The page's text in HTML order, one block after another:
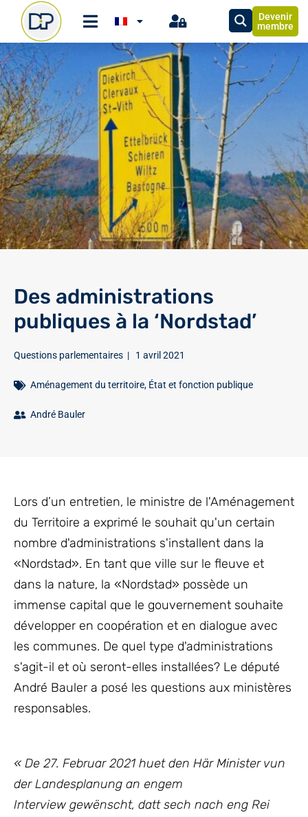
Devenir
membre
Des administrations
publiques à la ‘Nordstad’
Questions parlementaires | 1 avril 2021
Aménagement du territoire, État et fonction publique
André Bauler
Lors d’un entretien, le ministre de l'Aménagement
du Territoire a exprimé le souhait qu'un certain
nombre d'administrations s'installent dans la
«Nordstad». En tant que ville sur le fleuve et
dans la nature, la «Nordstad» possède un
immense capital que le gouvernement souhaite
développer en coopération et en dialogue avec
les communes. De quel type d'administrations
s'agit-il et où seront-elles installées? Le député
André Bauler a posé les questions aux ministères
responsables.
« De 27. Februar 2021 huet den Här Minister vun
der Landesplanung an engem
Interview gewënscht, datt sech nach eng Rei